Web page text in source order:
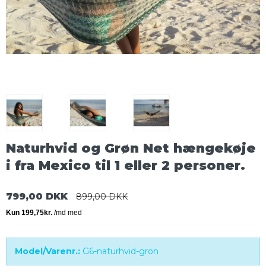
Naturhvid og Grøn Net hængekøje
i fra Mexico til 1 eller 2 personer.
799,00 DKK 899,00 DKK
Model/Varenr.: G6-naturhvid-gron